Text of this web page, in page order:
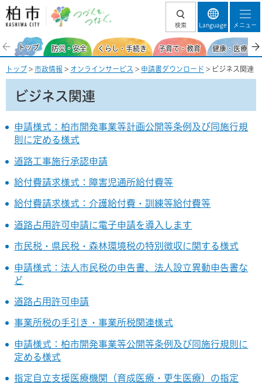
柏市 つづくを、
検索 Language メニュー
トップ 防災・安全 くらし・手続き 子育て・教育 健康・医療・
トップ > 市政情報 > オンラインサービス > 申請書ダウンロード > ビジネス関連
ビジネス関連
申請様式：柏市開発事業等計画公開等条例及び同施行規
則に定める様式
道路工事施行承認申請
給付費請求様式：障害児通所給付費等
給付費請求様式：介護給付費・訓練等給付費等
道路占用許可申請に電子申請を導入します
市民税・県民税・森林環境税の特別徴収に関する様式
申請様式：法人市民税の申告書、法人設立異動申告書な
ど
道路占用許可申請
事業所税の手引き・事業所税関連様式
申請様式：柏市開発事業等公開等条例及び同施行規則に
定める様式
指定自立支援医療機関（育成医療・更生医療）の指定